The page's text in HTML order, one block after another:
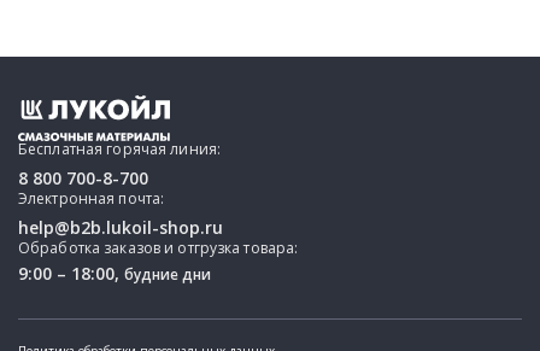
Бесплатная горячая линия:
8 800 700-8-700
Электронная почта:
help@b2b.lukoil-shop.ru
Обработка заказов и отгрузка товара:
9:00 – 18:00, будние дни